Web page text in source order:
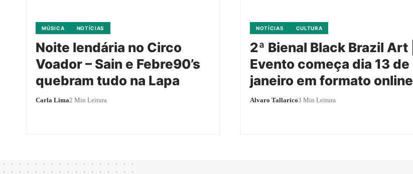
MÚSICA NOTÍCIAS
Noite lendária no Circo
Voador – Sain e Febre90’s
quebram tudo na Lapa
Carla Lima2 Min Leitura
NOTÍCIAS CULTURA
2ª Bienal Black Brazil Art |
Evento começa dia 13 de
janeiro em formato online
Alvaro Tallarico3 Min Leitura